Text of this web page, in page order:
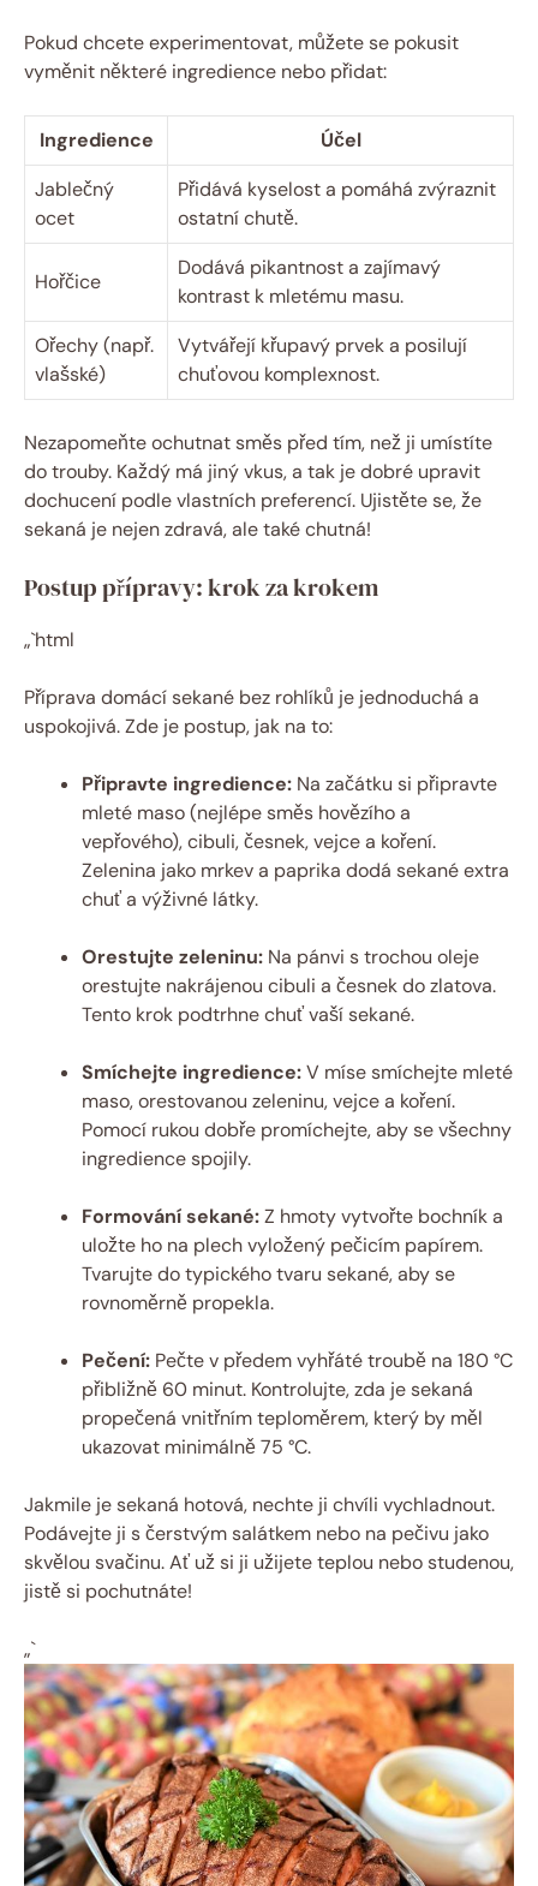
Pokud chcete experimentovat, můžete se pokusit
vyměnit některé ingredience nebo přidat:
Ingredience
Účel
Jablečný
ocet
Přidává kyselost a pomáhá zvýraznit
ostatní chutě.
Hořčice
Dodává pikantnost a zajímavý
kontrast k mletému masu.
Ořechy (např.
vlašské)
Vytvářejí křupavý prvek a posilují
chuťovou komplexnost.
Nezapomeňte ochutnat směs před tím, než ji umístíte
do trouby. Každý má jiný vkus, a tak je dobré upravit
dochucení podle vlastních preferencí. Ujistěte se, že
sekaná je nejen zdravá, ale také chutná!
Postup přípravy: krok za krokem
„`html
Příprava domácí sekané bez rohlíků je jednoduchá a
uspokojivá. Zde je postup, jak na to:
Připravte ingredience: Na začátku si připravte
mleté maso (nejlépe směs hovězího a
vepřového), cibuli, česnek, vejce a koření.
Zelenina jako mrkev a paprika dodá sekané extra
chuť a výživné látky.
Orestujte zeleninu: Na pánvi s trochou oleje
orestujte nakrájenou cibuli a česnek do zlatova.
Tento krok podtrhne chuť vaší sekané.
Smíchejte ingredience:V míse smíchejte mleté
maso, orestovanou zeleninu, vejce a koření.
Pomocí rukou dobře promíchejte, aby se všechny
ingredience spojily.
Formování sekané:Z hmoty vytvořte bochník a
uložte ho na plech vyložený pečicím papírem.
Tvarujte do typického tvaru sekané, aby se
rovnoměrně propekla.
Pečení: Pečte v předem vyhřáté troubě na 180 °C
přibližně 60 minut. Kontrolujte, zda je sekaná
propečená vnitřním teploměrem, který by měl
ukazovat minimálně 75 °C.
Jakmile je sekaná hotová, nechte ji chvíli vychladnout.
Podávejte ji s čerstvým salátkem nebo na pečivu jako
skvělou svačinu. Ať už si ji užijete teplou nebo studenou,
jistě si pochutnáte!
„`